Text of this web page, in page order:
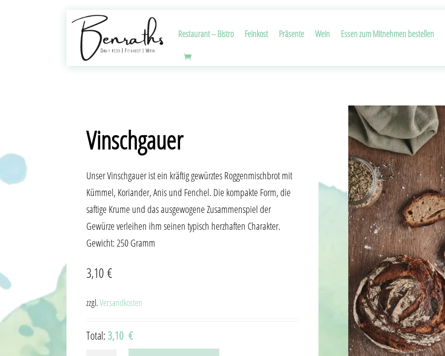
Restaurant – Bistro Feinkost Präsente Wein Essen zum Mitnehmen bestellen
Vinschgauer
Unser Vinschgauer ist ein kräftig gewürztes Roggenmischbrot mit
Kümmel, Koriander, Anis und Fenchel. Die kompakte Form, die
saftige Krume und das ausgewogene Zusammenspiel der
Gewürze verleihen ihm seinen typisch herzhaften Charakter.
Gewicht: 250 Gramm
3,10€
zzgl.Versandkosten
Total: 3,10 €